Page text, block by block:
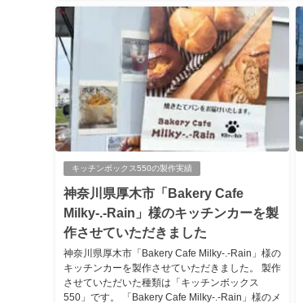
キッチンボックス550の製作実績
神奈川県厚木市「Bakery Cafe
Milky-.-Rain」様のキッチンカーを製
作させていただきました
神奈川県厚木市「Bakery Cafe Milky-.-Rain」様の
キッチンカーを製作させていただきました。 製作
させていただいた種類は「キッチンボックス
550」です。 「Bakery Cafe Milky-.-Rain」様のメ